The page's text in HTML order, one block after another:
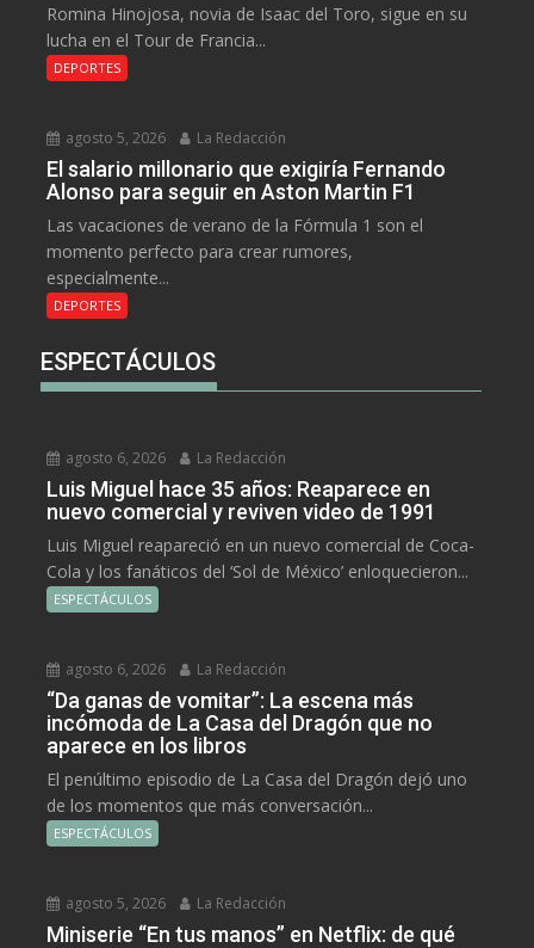
Romina Hinojosa, novia de Isaac del Toro, sigue en su
lucha en el Tour de Francia...
DEPORTES
agosto 5, 2026 La Redacción
El salario millonario que exigiría Fernando
Alonso para seguir en Aston Martin F1
Las vacaciones de verano de la Fórmula 1 son el
momento perfecto para crear rumores,
especialmente...
DEPORTES
ESPECTÁCULOS
agosto 6, 2026 La Redacción
Luis Miguel hace 35 años: Reaparece en
nuevo comercial y reviven video de 1991
Luis Miguel reapareció en un nuevo comercial de Coca-
Cola y los fanáticos del ‘Sol de México’ enloquecieron...
ESPECTÁCULOS
agosto 6, 2026 La Redacción
“Da ganas de vomitar”: La escena más
incómoda de La Casa del Dragón que no
aparece en los libros
El penúltimo episodio de La Casa del Dragón dejó uno
de los momentos que más conversación...
ESPECTÁCULOS
agosto 5, 2026 La Redacción
Miniserie “En tus manos” en Netflix: de qué